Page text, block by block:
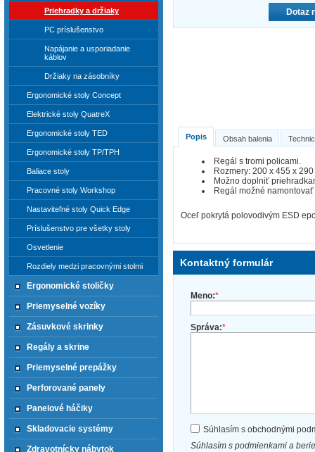
Dotaz
Popis Obsah balenia
Regál s tromi policami.
Rozmery: 200 x 455 x 290
Možno doplniť
Regál možné
Oceľ pokrytá polovodivým ESD
Kontaktný formulár
Meno:*
Správa:*
Súhlasím s obchodnými
Súhlasím s podmienkami a
Priehradky a držiaky
PC príslušenstvo
Napájanie a usporiadanie
káblov
Držiaky na zásobníky
Ergonomické stoly Concept
Elektrické stoly QuatreX
Ergonomické stoly TED
Ergonomické stoly TP/TPH
Baliace stoly
Pracovné stoly Workshop
Nastaviteľné stoly Quick Edge
Príslušenstvo pre všetky stoly
Osvetlenie
Rozdiely medzi pracovnými stolmi
Ergonomické stoličky
Priemyselné vozíky
Zásuvkové skrinky
Regály a skrine
Priemyselné prepážky
Perforované panely
Panelové háčiky
Skladovacie systémy
Zdravotnícky nábytok